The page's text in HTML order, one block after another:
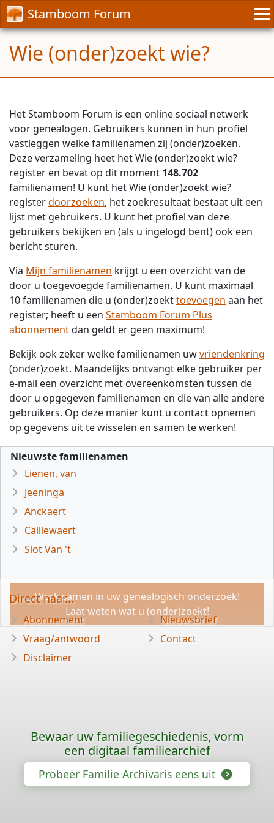
Stamboom Forum
Wie (onder)zoekt wie?
Het Stamboom Forum is een online sociaal netwerk
voor genealogen. Gebruikers kunnen in hun profiel
vastleggen welke familienamen zij (onder)zoeken.
Deze verzameling heet het Wie (onder)zoekt wie?
register en bevat op dit moment 148.702
familienamen! U kunt het Wie (onder)zoekt wie?
registerdoorzoeken, het zoekresultaat bestaat uit een
lijst met gebruikers. U kunt het profiel van deze
gebruikers bekijken en (als u ingelogd bent) ook een
bericht sturen.
Via Mijn familienamen krijgt u een overzicht van de
door u toegevoegde familienamen. U kunt maximaal
10 familienamen die u (onder)zoekttoevoegen aan het
register; heeft u een Stamboom Forum Plus
abonnementdan geldt er geen maximum!
Bekijk ook zeker welke familienamen uwvriendenkring
(onder)zoekt. Maandelijks ontvangt elke gebruiker per
e-mail een overzicht met overeenkomsten tussen de
door u opgegeven familienamen en die van alle andere
gebruikers. Op deze manier kunt u contact opnemen
op gegevens uit te wisselen en samen te werken!
Nieuwste familienamen
Lienen, van
Jeeninga
Anckaert
Calllewaert
Slot Van 't
Werk samen in uw genealogisch onderzoek!
Laat weten wat u (onder)zoekt!
Direct naar...
Abonnement
Vraag/antwoord
Disclaimer
Nieuwsbrief
Contact
Bewaar uw familiegeschiedenis, vorm
een digitaal familiearchief
Probeer Familie Archivaris eens uit